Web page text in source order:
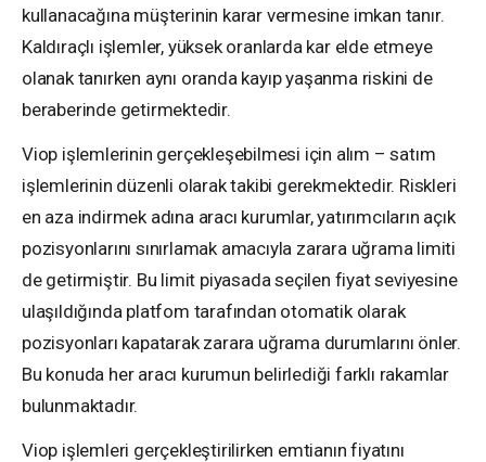
kullanacağına müşterinin karar vermesine imkan tanır.
Kaldıraçlı işlemler, yüksek oranlarda kar elde etmeye
olanak tanırken aynı oranda kayıp yaşanma riskini de
beraberinde getirmektedir.
Viop işlemlerinin gerçekleşebilmesi için alım – satım
işlemlerinin düzenli olarak takibi gerekmektedir. Riskleri
en aza indirmek adına aracı kurumlar, yatırımcıların açık
pozisyonlarını sınırlamak amacıyla zarara uğrama limiti
de getirmiştir. Bu limit piyasada seçilen fiyat seviyesine
ulaşıldığında platfom tarafından otomatik olarak
pozisyonları kapatarak zarara uğrama durumlarını önler.
Bu konuda her aracı kurumun belirlediği farklı rakamlar
bulunmaktadır.
Viop işlemleri gerçekleştirilirken emtianın fiyatını